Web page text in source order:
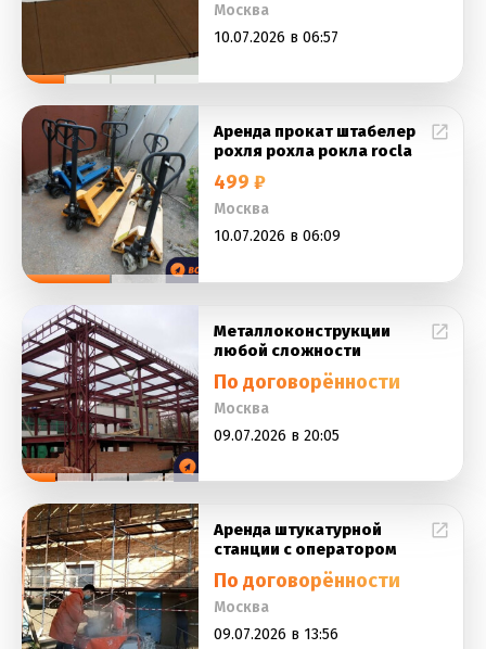
Москва
10.07.2026 в 06:57
Аренда прокат штабелер
рохля рохла рокла rocla
499 ₽
Москва
10.07.2026 в 06:09
Металлоконструкции
любой сложности
По договорённости
Москва
09.07.2026 в 20:05
Аренда штукатурной
станции с оператором
По договорённости
Москва
09.07.2026 в 13:56